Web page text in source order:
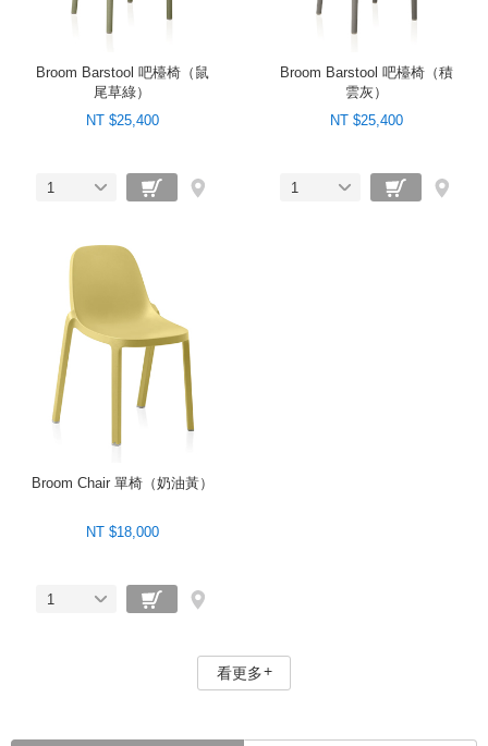
Broom Barstool 吧檯椅（鼠
尾草綠）
NT $25,400
1
Broom Barstool 吧檯椅（積
雲灰）
NT $25,400
1
Broom Chair 單椅（奶油黃）
NT $18,000
1
看更多